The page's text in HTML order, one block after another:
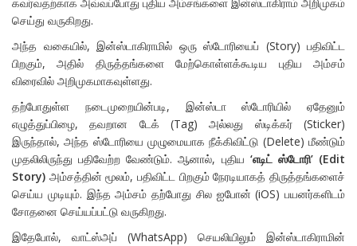
கவர்வதற்காக அவ்வப்போது புதிய அம்சங்களை இன்ஸ்டாகிராம் அறிமுகம்
செய்து வருகிறது.
அந்த வகையில், இன்ஸ்டாகிராமில் ஒரு ஸ்டோரியைப் (Story) பதிவிட்ட
பிறகும், அதில் திருத்தங்களை மேற்கொள்ளக்கூடிய புதிய அம்சம்
விரைவில் அறிமுகமாகவுள்ளது.
தற்போதுள்ள நடைமுறையின்படி, இன்ஸ்டா ஸ்டோரியில் ஏதேனும்
எழுத்துப்பிழை, தவறான டேக் (Tag) அல்லது ஸ்டிக்கர் (Sticker)
இருந்தால், அந்த ஸ்டோரியை முழுமையாக நீக்கிவிட்டு (Delete) மீண்டும்
முதலிலிருந்து பதிவேற்ற வேண்டும். ஆனால், புதிய ‘எடிட் ஸ்டோரி’ (Edit
Story) அம்சத்தின் மூலம், பதிவிட்ட பிறகும் நேரடியாகத் திருத்தங்களைச்
செய்ய முடியும். இந்த அம்சம் தற்போது சில ஐபோன் (iOS) பயனர்களிடம்
சோதனை செய்யப்பட்டு வருகிறது.
இதேபோல், வாட்ஸ்அப் (WhatsApp) செயலியிலும் இன்ஸ்டாகிராமின்